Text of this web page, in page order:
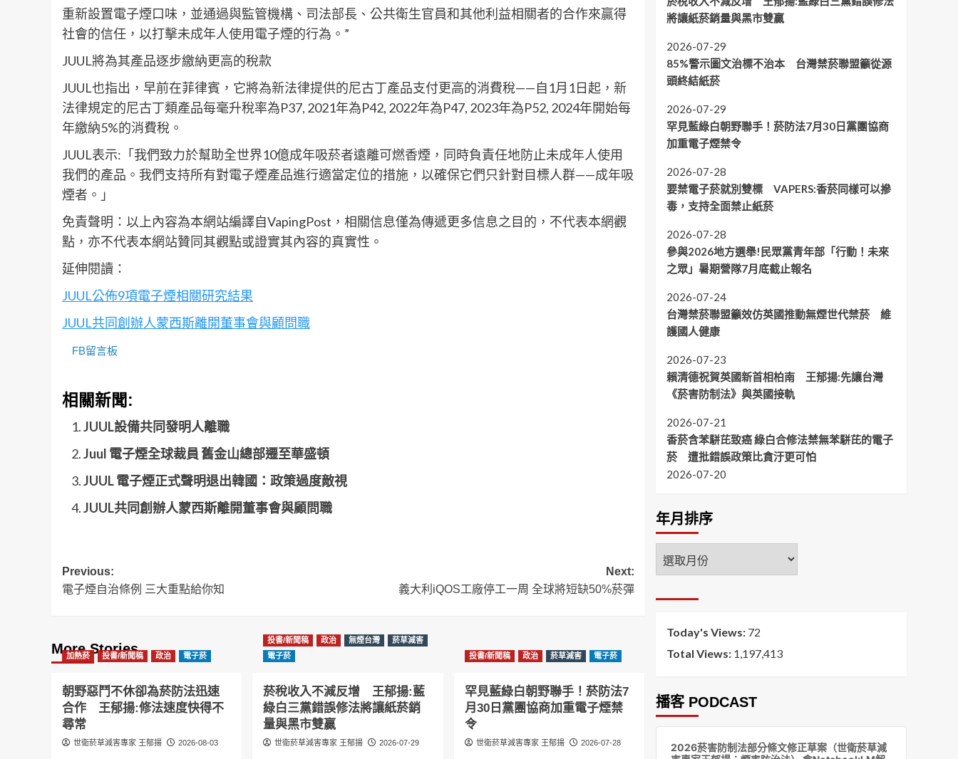
重新設置電子煙口味，並通過與監管機構、司法部長、公共衛生官員和其他利益相關者的合作來贏得
社會的信任，以打擊未成年人使用電子煙的行為。”
JUUL將為其產品逐步繳納更高的稅款
JUUL也指出，早前在菲律賓，它將為新法律提供的尼古丁產品支付更高的消費稅——自1月1日起，新
法律規定的尼古丁類產品每毫升稅率為P37, 2021年為P42, 2022年為P47, 2023年為P52, 2024年開始每
年繳納5%的消費稅。
JUUL表示:「我們致力於幫助全世界10億成年吸菸者遠離可燃香煙，同時負責任地防止未成年人使用
我們的產品。我們支持所有對電子煙產品進行適當定位的措施，以確保它們只針對目標人群——成年吸
煙者。」
免責聲明：以上內容為本網站編譯自VapingPost，相關信息僅為傳遞更多信息之目的，不代表本網觀
點，亦不代表本網站贊同其觀點或證實其內容的真實性。
延伸閱讀：
JUUL公佈9項電子煙相關研究結果
JUUL共同創辦人蒙西斯離開董事會與顧問職
FB留言板
相關新聞:
JUUL設備共同發明人離職
Juul 電子煙全球裁員 舊金山總部遷至華盛頓
JUUL 電子煙正式聲明退出韓國：政策過度敵視
JUUL共同創辦人蒙西斯離開董事會與顧問職
Post
navigation
Previous:
電子煙自治條例 三大重點給你知
Next:
義大利iQOS工廠停工一周 全球將短缺50%菸彈
More Stories
加熱菸 投書/新聞稿 政治 電子菸
朝野惡鬥不休卻為菸防法迅速
合作 王郁揚:修法速度快得不
尋常
世衛菸草減害專家 王郁揚 2026-08-03
投書/新聞稿 政治 無煙台灣
菸草減害
電子菸
菸稅收入不減反增 王郁揚:藍
綠白三黨錯誤修法將讓紙菸銷
量與黑市雙贏
世衛菸草減害專家 王郁揚 2026-07-29
投書/新聞稿 政治 菸草減害 電子菸
罕見藍綠白朝野聯手！菸防法7
月30日黨團協商加重電子煙禁
令
世衛菸草減害專家 王郁揚 2026-07-28
將讓紙菸銷量與黑市雙贏
2026-07-29
85%警示圖文治標不治本 台灣禁菸聯盟籲從源
頭終結紙菸
2026-07-29
罕見藍綠白朝野聯手！菸防法7月30日黨團協商
加重電子煙禁令
2026-07-28
要禁電子菸就別雙標 VAPERS:香菸同樣可以摻
毒，支持全面禁止紙菸
2026-07-28
參與2026地方選舉!民眾黨青年部「行動！未來
之眾」暑期營隊7月底截止報名
2026-07-24
台灣禁菸聯盟籲效仿英國推動無煙世代禁菸 維
護國人健康
2026-07-23
賴清德祝賀英國新首相柏南 王郁揚:先讓台灣
《菸害防制法》與英國接軌
2026-07-21
香菸含苯駢芘致癌 綠白合修法禁無苯駢芘的電子
菸 遭批錯誤政策比貪汙更可怕
2026-07-20
年月排序
年
月
Today's Views: 72
Total Views: 1,197,413
播客 PODCAST
2026菸害防制法部分條文修正草案（世衛菸草減